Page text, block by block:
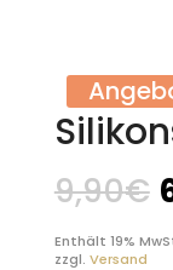
9,90€
Enthält 19%
zzgl. Versand